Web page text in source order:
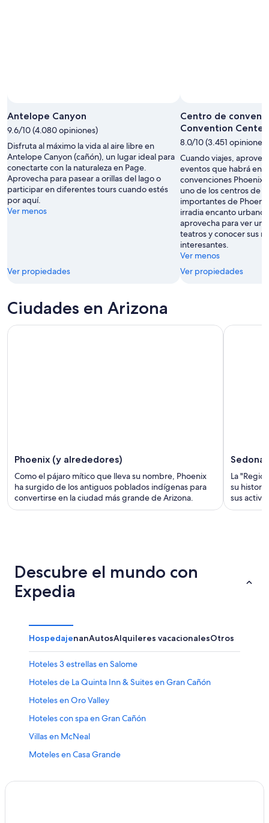
Antelope Canyon
9.6/10 (4.080 opiniones)
Disfruta al máximo la vida al aire libre en
Antelope Canyon (cañón), un lugar ideal para
conectarte con la naturaleza en Page.
Aprovecha para pasear a orillas del lago o
participar en diferentes tours cuando estés
por aquí.
Ver menos
Ver propiedades
Centro de
Convention Center
8.0/10 (3.451 opiniones)
Cuando viajes,
eventos que habrá en
convenciones Phoenix
uno de los centros de
importantes de
irradia encanto urbano
aprovecha para ver un
teatros y conocer sus
interesantes.
Ver menos
Ver propiedades
Ciudades en Arizona
Phoenix (y alrededores)
Como el pájaro mítico que lleva su nombre, Phoenix
ha surgido de los antiguos poblados indígenas para
convertirse en la ciudad más grande de Arizona.
Sedona
La
su
sus
Descubre el mundo con
Expedia
HospedajenanAutosAlquileres vacacionalesOtros
Hoteles 3 estrellas en Salome
Hoteles de La Quinta Inn & Suites en Gran Cañón
Hoteles en Oro Valley
Hoteles con spa en Gran Cañón
Villas en McNeal
Moteles en Casa Grande